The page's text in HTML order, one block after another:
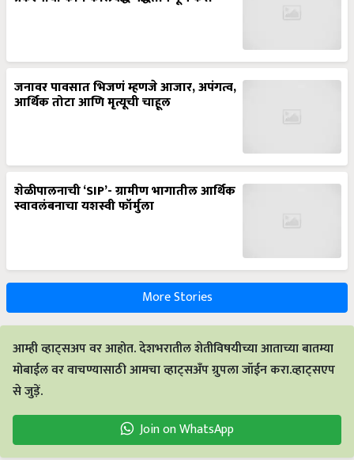
जनावर पावसात भिजणं म्हणजे आजार, अपंगत्व,
आर्थिक तोटा आणि मृत्यूची चाहूल
शेळीपालनाची ‘SIP’- ग्रामीण भागातील आर्थिक
स्वावलंबनाचा यशस्वी फॉर्मुला
More Stories
आम्ही व्हाट्सअप वर आहोत. देशभरातील शेतीविषयीच्या आताच्या बातम्या
मोबाईल वर वाचण्यासाठी आमचा व्हाट्सअँप ग्रुपला जॉईन करा.व्हाट्सएप
से जुड़ें.
Join on WhatsApp